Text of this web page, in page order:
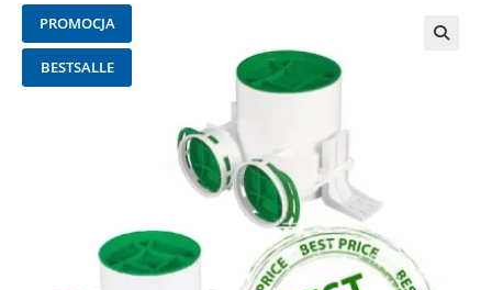
PROMOCJA
BESTSALLE